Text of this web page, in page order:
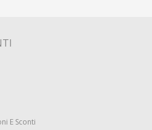
E Sconti